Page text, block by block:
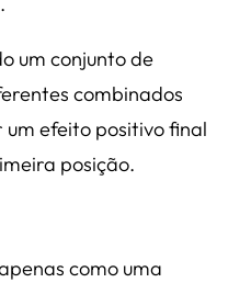
um conjunto de
combinados
efeito positivo final
posição.
como uma